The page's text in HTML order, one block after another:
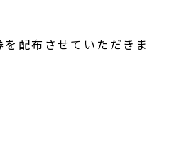
配布させていただきま